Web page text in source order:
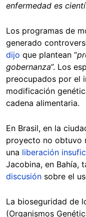
enfermedad es
Los programas de
generado
dijo que plantean “
gobernanza”. Los
preocupados por el
modificación
cadena alimentaria.
En Brasil, en la
proyecto no obtuvo
una liberación
Jacobina, en Bahía,
discusión sobre el
La bioseguridad de
(Organismos